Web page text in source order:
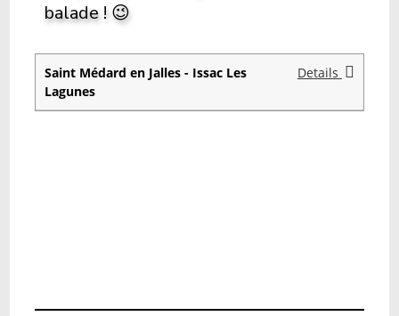
balade ! 😉
Details
Saint Médard en Jalles - Issac Les
Lagunes